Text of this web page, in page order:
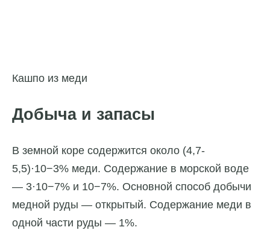
Кашпо из меди
Добыча и запасы
В земной коре содержится около (4,7-
5,5)·10−3% меди. Содержание в морской воде
— 3·10−7% и 10−7%. Основной способ добычи
медной руды — открытый. Содержание меди в
одной части руды — 1%.